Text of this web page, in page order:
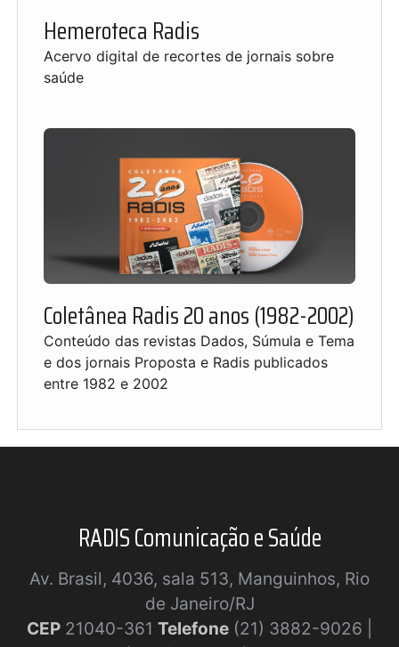
Hemeroteca Radis
Acervo digital de recortes de jornais sobre
saúde
Coletânea Radis 20 anos (1982-2002)
Conteúdo das revistas Dados, Súmula e Tema
e dos jornais Proposta e Radis publicados
entre 1982 e 2002
RADIS Comunicação e Saúde
Av. Brasil, 4036, sala 513, Manguinhos, Rio
de Janeiro/RJ
CEP 21040-361 Telefone (21) 3882-9026 |